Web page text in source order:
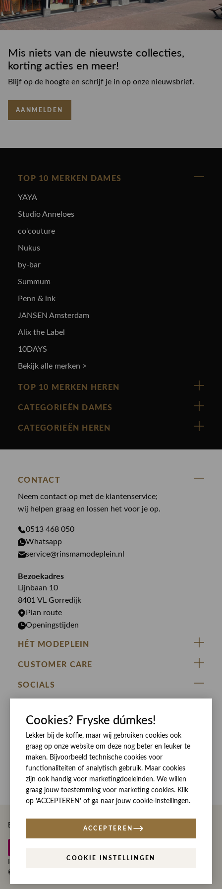
Mis niets van de nieuwste collecties,
korting acties en meer!
Blijf op de hoogte en schrijf je in op onze nieuwsbrief.
AANMELDEN
TOP 10 MERKEN DAMES
YAYA
Studio Anneloes
co'couture
Nukus
by-bar
Summum
Penn & ink
JANSEN Amsterdam
Alix the Label
10DAYS
Bekijk alle merken >
TOP 10 MERKEN HEREN
Vanguard
Cast Iron
Paul en Shark
Genti
PME Legend
Butcher of Blue
Bekijk alle merken >
CATEGORIEËN DAMES
Nieuw binnen
Blouses
Broeken
Gilets
Jassen
Jeans
Jurken
Rokken
CATEGORIEËN HEREN
Broeken
Colberts
Giftcards
Jassen
Overhemden
T-shirts
CONTACT
Neem contact op met de klantenservice;
wij helpen graag en lossen het voor je op.
0513 468 050
Whatsapp
service@rinsmamodeplein.nl
Bezoekadres
Lijnbaan 10
8401 VL Gorredijk
Plan route
Openingstijden
HÉT MODEPLEIN
ZIJ VAN RINSMA
DE HEEREN VAN RINSMA
RINSMA.CONCEPTS
Eten en drinken
Openingstijden
Werken bij RINSMA
CUSTOMER CARE
Veelgestelde vragen
Retourneren & Ruilen
Betaalmethoden
Bezorgen
Contact
Reviews
SOCIALS
Betaal eenvoudig en veilig met
Privacy
Algemene voorwaarden
© Copyright Rinsma Modeplein 2026
Cookies? Fryske dúmkes!
Lekker bij de koffie, maar wij gebruiken cookies ook
graag op onze website om deze nog beter en leuker te
maken. Bijvoorbeeld technische cookies voor
functionaliteiten of analytisch gebruik. Maar cookies
zijn ook handig voor marketingdoeleinden. We willen
graag jouw toestemming voor marketing cookies. Klik
op 'ACCEPTEREN' of ga naar jouw cookie-instellingen.
COOKIE INSTELLINGEN
ACCEPTEREN